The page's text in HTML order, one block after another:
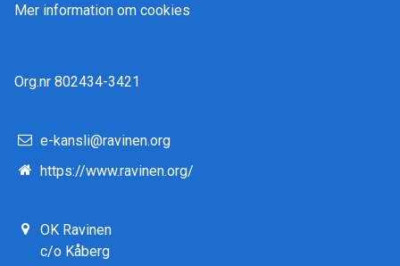
Mer information om cookies
Org.nr 802434-3421
e-kansli@ravinen.org
https://www.ravinen.org/
OK Ravinen
c/o Kåberg